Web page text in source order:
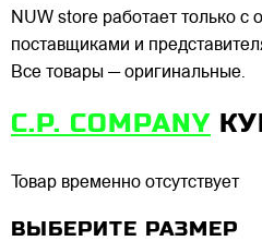
NUW store работает только
поставщиками и
Все товары — оригинальные.
C.P. COMPANY
Товар временно отсутствует
ВЫБЕРИТЕ РАЗМЕР